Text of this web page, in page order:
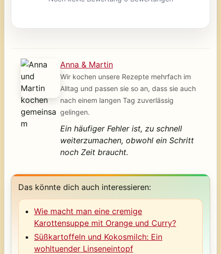
Anna & Martin
Wir kochen unsere Rezepte mehrfach im
Alltag und passen sie so an, dass sie auch
nach einem langen Tag zuverlässig
gelingen.
Ein häufiger Fehler ist, zu schnell
weiterzumachen, obwohl ein Schritt
noch Zeit braucht.
Das könnte dich auch interessieren:
Wie macht man eine cremige
Karottensuppe mit Orange und Curry?
Süßkartoffeln und Kokosmilch: Ein
wohltuender Linseneintopf